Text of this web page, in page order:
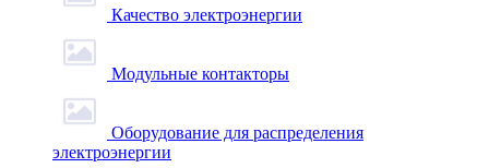
Качество электроэнергии
Модульные контакторы
Оборудование для распределения
электроэнергии